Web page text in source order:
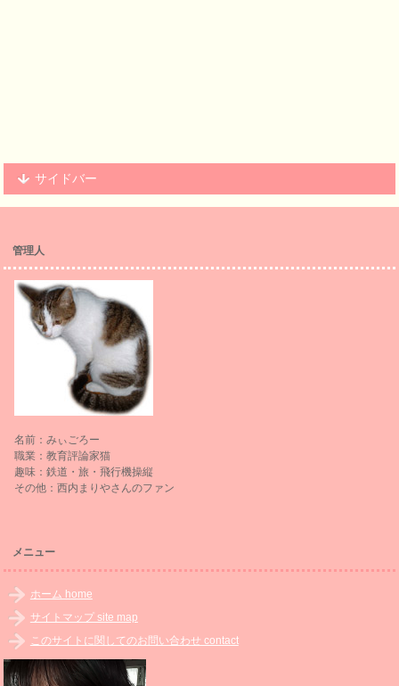
サイドバー
管理人
名前：みぃごろー
職業：教育評論家猫
趣味：鉄道・旅・飛行機操縦
その他：西内まりやさんのファン
メニュー
ホーム home
サイトマップ site map
このサイトに関してのお問い合わせ contact